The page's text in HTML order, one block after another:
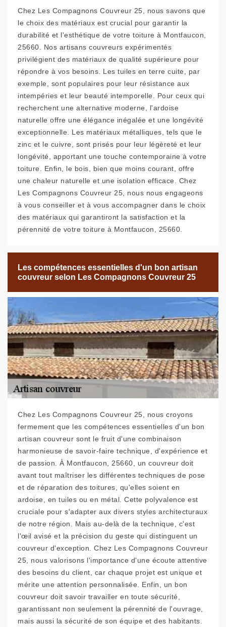
Chez Les Compagnons Couvreur 25, nous savons que
le choix des matériaux est crucial pour garantir la
durabilité et l'esthétique de votre toiture à Montfaucon,
25660. Nos artisans couvreurs expérimentés
privilégient des matériaux de qualité supérieure pour
répondre à vos besoins. Les tuiles en terre cuite, par
exemple, sont populaires pour leur résistance aux
intempéries et leur beauté intemporelle. Pour ceux qui
recherchent une alternative moderne, l'ardoise
naturelle offre une élégance inégalée et une longévité
exceptionnelle. Les matériaux métalliques, tels que le
zinc et le cuivre, sont prisés pour leur légèreté et leur
longévité, apportant une touche contemporaine à votre
toiture. Enfin, le bois, bien que moins courant, offre
une chaleur naturelle et une isolation efficace. Chez
Les Compagnons Couvreur 25, nous nous engageons
à vous conseiller et à vous accompagner dans le choix
des matériaux qui garantiront la satisfaction et la
pérennité de votre toiture à Montfaucon, 25660.
Les compétences essentielles d'un bon artisan
couvreur selon Les Compagnons Couvreur 25
Chez Les Compagnons Couvreur 25, nous croyons
fermement que les compétences essentielles d'un bon
artisan couvreur sont le fruit d'une combinaison
harmonieuse de savoir-faire technique, d'expérience et
de passion. À Montfaucon, 25660, un couvreur doit
avant tout maîtriser les différentes techniques de pose
et de réparation des toitures, qu'elles soient en
ardoise, en tuiles ou en métal. Cette polyvalence est
cruciale pour s'adapter aux divers styles architecturaux
de notre région. Mais au-delà de la technique, c'est
l'œil avisé et la précision du geste qui distinguent un
couvreur d'exception. Chez Les Compagnons Couvreur
25, nous valorisons l'importance d'une écoute attentive
des besoins du client, car chaque projet est unique et
mérite une attention personnalisée. Enfin, un bon
couvreur doit savoir travailler en toute sécurité,
garantissant non seulement la pérennité de l'ouvrage,
mais aussi la sécurité de son équipe et des habitants.